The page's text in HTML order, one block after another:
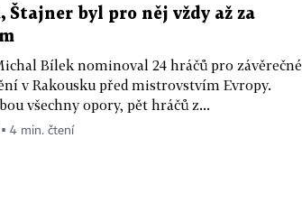
Štajner byl pro něj vždy až za
Bílek nominoval 24 hráčů pro závěrečné
v Rakousku před mistrovstvím Evropy.
všechny opory, pět hráčů z...
▪ 4 min. čtení